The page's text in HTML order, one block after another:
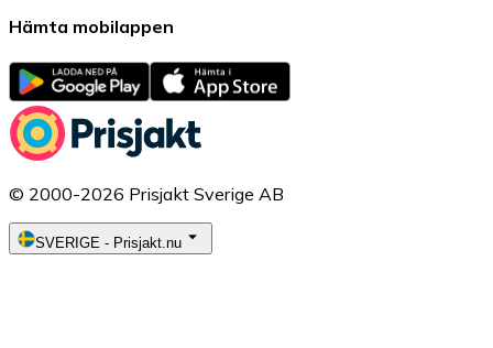
Hämta mobilappen
© 2000-2026 Prisjakt Sverige AB
SVERIGE - Prisjakt.nu